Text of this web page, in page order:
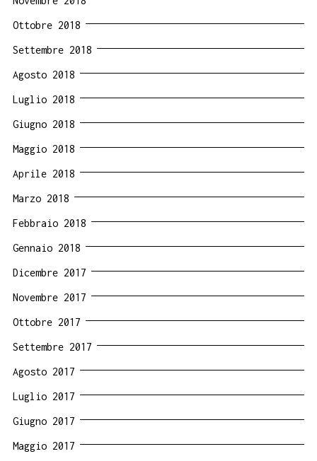
Ottobre 2018
Settembre 2018
Agosto 2018
Luglio 2018
Giugno 2018
Maggio 2018
Aprile 2018
Marzo 2018
Febbraio 2018
Gennaio 2018
Dicembre 2017
Novembre 2017
Ottobre 2017
Settembre 2017
Agosto 2017
Luglio 2017
Giugno 2017
Maggio 2017